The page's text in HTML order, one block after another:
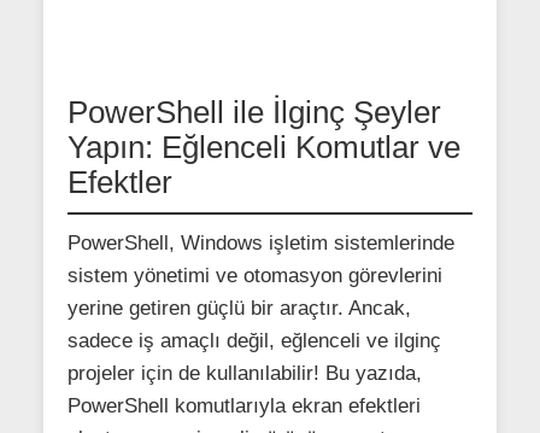
PowerShell ile İlginç Şeyler
Yapın: Eğlenceli Komutlar ve
Efektler
PowerShell, Windows işletim sistemlerinde
sistem yönetimi ve otomasyon görevlerini
yerine getiren güçlü bir araçtır. Ancak,
sadece iş amaçlı değil, eğlenceli ve ilginç
projeler için de kullanılabilir! Bu yazıda,
PowerShell komutlarıyla ekran efektleri